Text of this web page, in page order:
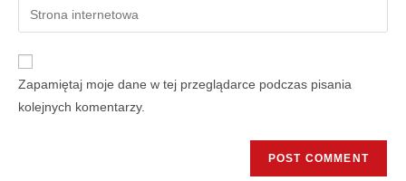
Zapamiętaj moje dane w tej przeglądarce podczas pisania
kolejnych komentarzy.